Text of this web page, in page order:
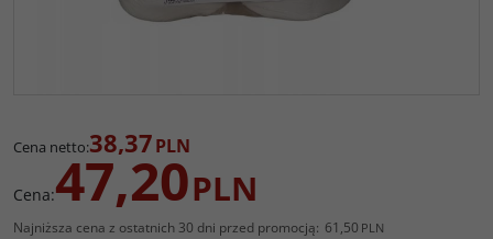
Cena netto:38,37PLN
Cena:47,20PLN
Najniższa cena z ostatnich 30 dni przed promocją: 61,50 PLN